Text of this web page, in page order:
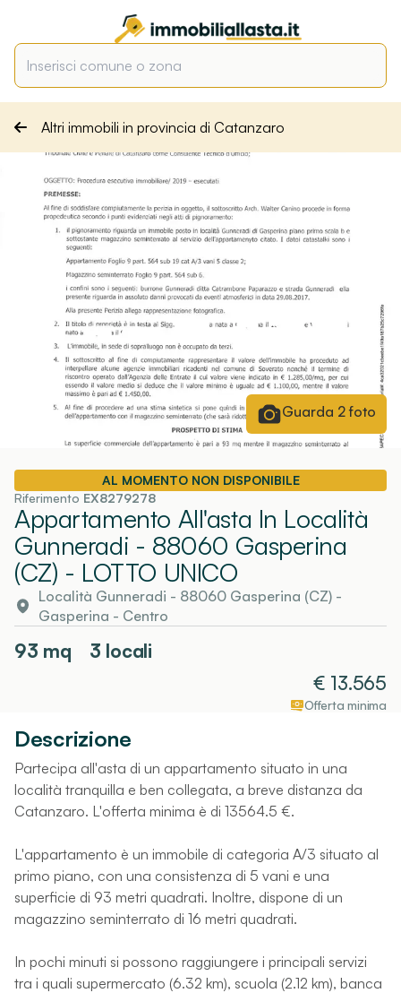
Altri immobili in provincia di Catanzaro
Guarda 2foto
AL MOMENTO NON DISPONIBILE
Riferimento EX8279278
Appartamento All'asta In Località
Gunneradi - 88060 Gasperina
(CZ) - LOTTO UNICO
Località Gunneradi - 88060 Gasperina (CZ) -
Gasperina - Centro
93 mq
3 locali
€ 13.565
Offerta minima
Descrizione
Partecipa all'asta di un appartamento situato in una
località tranquilla e ben collegata, a breve distanza da
Catanzaro. L'offerta minima è di 13564.5 €.
L'appartamento è un immobile di categoria A/3 situato al
primo piano, con una consistenza di 5 vani e una
superficie di 93 metri quadrati. Inoltre, dispone di un
magazzino seminterrato di 16 metri quadrati.
In pochi minuti si possono raggiungere i principali servizi
tra i quali supermercato (6.32 km), scuola (2.12 km), banca